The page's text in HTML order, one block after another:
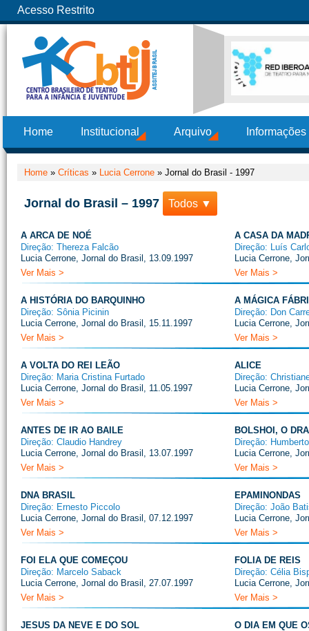
Acesso Restrito
Home Institucional Arquivo
Home » Críticas » Lucia Cerrone » Jornal do Brasil - 1997
Jornal do Brasil – 1997 Todos ▼
A ARCA DE NOÉ
Direção: Thereza Falcão
Lucia Cerrone, Jornal do Brasil, 13.09.1997
Ver Mais >
A CASA DA
Direção: Luís
Lucia Cerrone,
Ver Mais >
A HISTÓRIA DO BARQUINHO
Direção: Sônia Picinin
Lucia Cerrone, Jornal do Brasil, 15.11.1997
Ver Mais >
A MÁGICA
Direção: Don
Lucia Cerrone,
Ver Mais >
A VOLTA DO REI LEÃO
Direção: Maria Cristina Furtado
Lucia Cerrone, Jornal do Brasil, 11.05.1997
Ver Mais >
ALICE
Direção:
Lucia Cerrone,
Ver Mais >
ANTES DE IR AO BAILE
Direção: Claudio Handrey
Lucia Cerrone, Jornal do Brasil, 13.07.1997
Ver Mais >
BOLSHOI, O
Direção:
Lucia Cerrone,
Ver Mais >
DNA BRASIL
Direção: Ernesto Piccolo
Lucia Cerrone, Jornal do Brasil, 07.12.1997
Ver Mais >
EPAMINONDAS
Direção: João
Lucia Cerrone,
Ver Mais >
FOI ELA QUE COMEÇOU
Direção: Marcelo Saback
Lucia Cerrone, Jornal do Brasil, 27.07.1997
Ver Mais >
FOLIA DE REIS
Direção: Célia
Lucia Cerrone,
Ver Mais >
JESUS DA NEVE E DO SOL
O DIA EM QUE